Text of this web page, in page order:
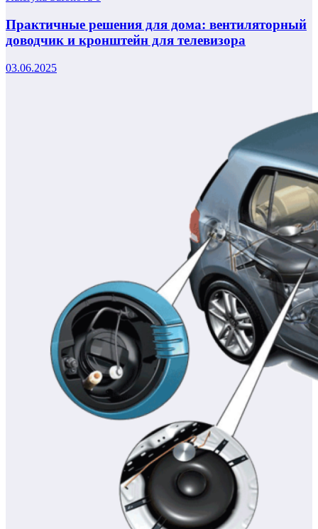
Практичные решения для дома: вентиляторный
доводчик и кронштейн для телевизора
03.06.2025